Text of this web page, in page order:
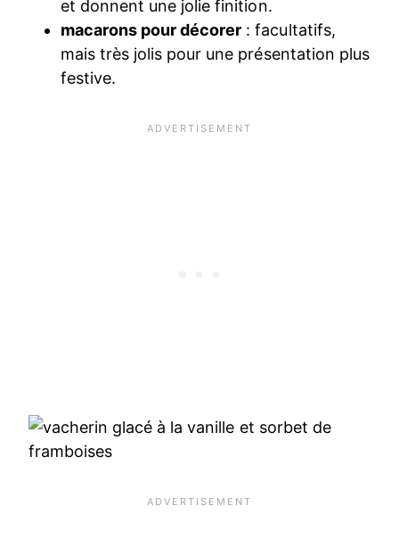
et donnent une jolie finition.
macarons pour décorer : facultatifs,
mais très jolis pour une présentation plus
festive.